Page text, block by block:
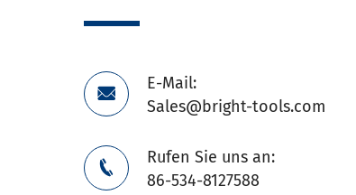

E-Mail:
Sales@bright-tools.com

Rufen Sie uns an:
86-534-8127588